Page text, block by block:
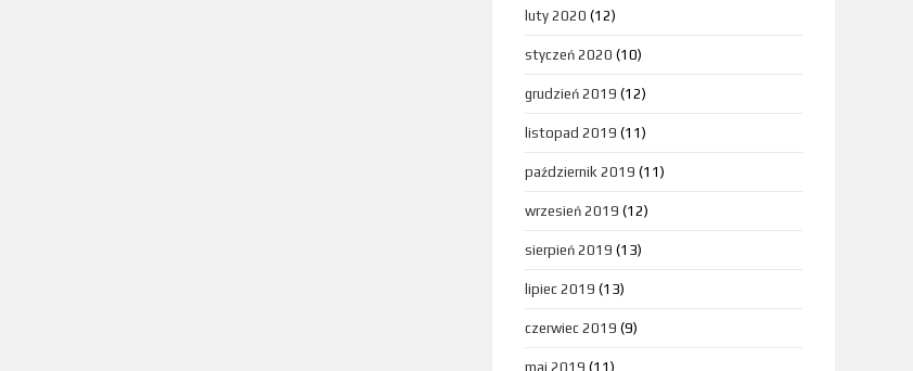
luty 2020 (12)
styczeń 2020 (10)
grudzień 2019 (12)
listopad 2019 (11)
październik 2019 (11)
wrzesień 2019 (12)
sierpień 2019 (13)
lipiec 2019 (13)
czerwiec 2019 (9)
maj 2019 (11)